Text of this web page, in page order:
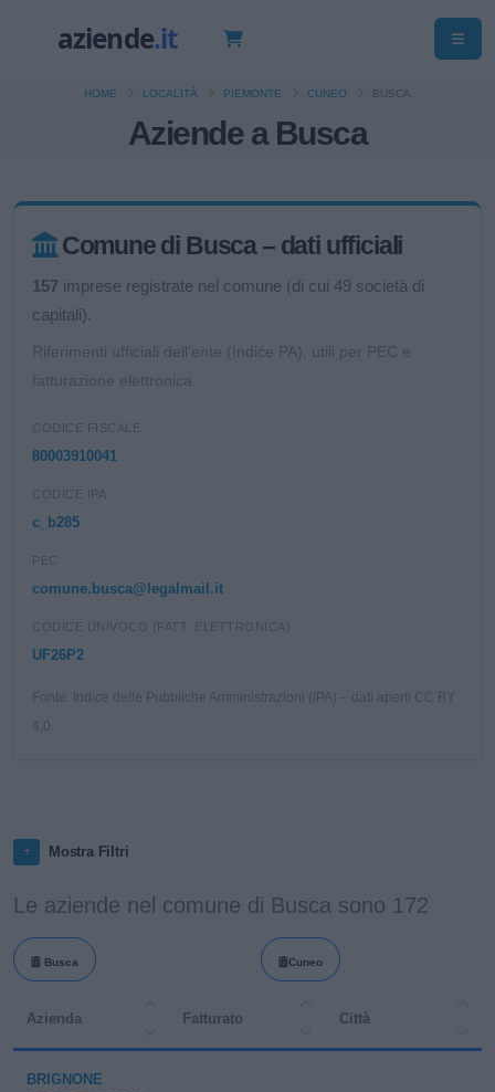
Aziende a Busca
HOME LOCALITÀ PIEMONTE CUNEO BUSCA
Comune di Busca – dati ufficiali
157 imprese registrate nel comune (di cui 49 società di
capitali).
Riferimenti ufficiali dell'ente (Indice PA), utili per PEC e
fatturazione elettronica.
CODICE FISCALE
80003910041
CODICE IPA
c_b285
PEC
comune.busca@legalmail.it
CODICE UNIVOCO (FATT. ELETTRONICA)
UF26P2
Fonte: Indice delle Pubbliche Amministrazioni (IPA) – dati aperti CC BY
Mostra Filtri
Le aziende nel comune di Busca sono 172
Busca Cuneo
Azienda Fatturato Città
BRIGNONE